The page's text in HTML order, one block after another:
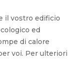
il vostro edificio
ed
di calore
voi. Per ulteriori